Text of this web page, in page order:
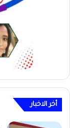
أخر الاخبار